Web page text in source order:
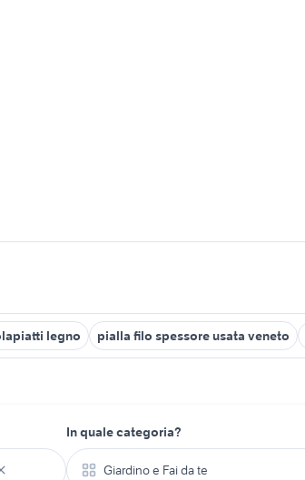
legno pialla filo spessore usata veneto
In quale categoria?
Giardino e Fai da te